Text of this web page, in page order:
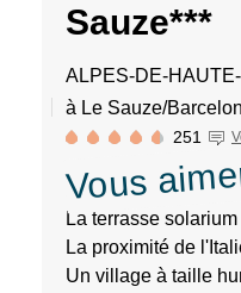
Sauze***
ALPES-DE-
à Le Sauze/
251
Vous
La terrasse
La proximité de
Un village à taille
Plus
sur
politique
de
sur
la
page
mentions
légales